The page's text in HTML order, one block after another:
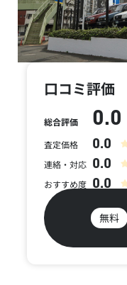
口コミ評価
総合評価 0.0
査定価格
連絡・対応
おすすめ度
0.0
0.0
0.0
無料